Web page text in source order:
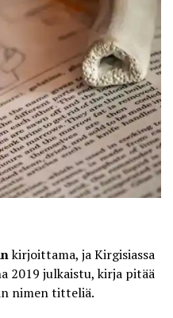
kirjoittama, ja Kirgisiassa
2019 julkaistu, kirja pitää
nimen titteliä.